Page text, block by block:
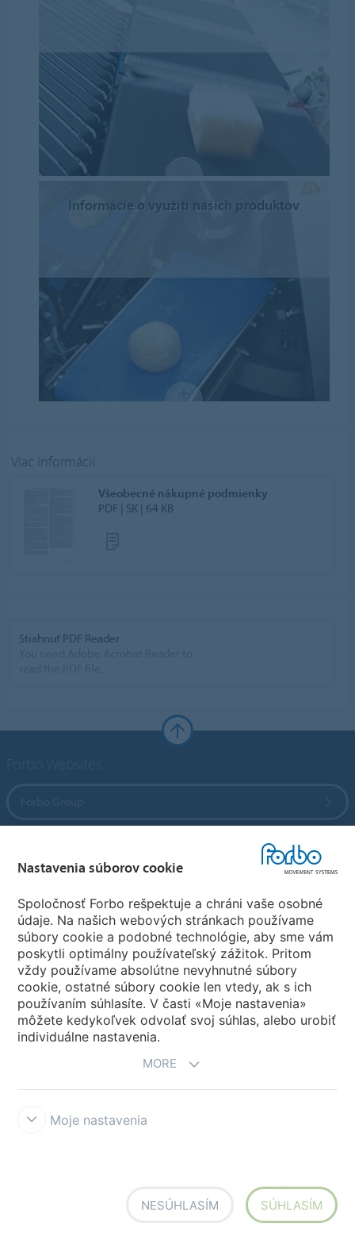
Informácie o využití našich produktov
Viac informácií
Všeobecné nákupné podmienky
PDF | SK | 64 KB
Stiahnuť PDF Reader:
Vyber krajinu
Vyber tvoju krajinu
Nastavenia súborov cookie
Spoločnosť Forbo rešpektuje a chráni vaše osobné
údaje. Na našich webových stránkach používame
súbory cookie a podobné technológie, aby sme vám
poskytli optimálny používateľský zážitok. Pritom
vždy používame absolútne nevyhnutné súbory
cookie, ostatné súbory cookie len vtedy, ak s ich
používaním súhlasíte. V časti «Moje nastavenia»
môžete kedykoľvek odvolať svoj súhlas, alebo urobiť
individuálne nastavenia.
MORE
Moje nastavenia
NESÚHLASÍM SÚHLASÍM